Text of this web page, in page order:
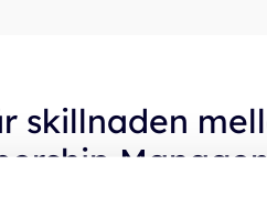
skillnaden